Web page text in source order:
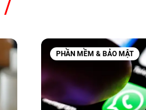
PHẦN MỀM & BẢO MẬT